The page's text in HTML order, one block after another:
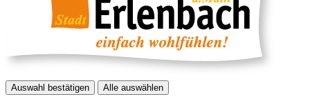
Auswahl bestätigen Alle auswählen